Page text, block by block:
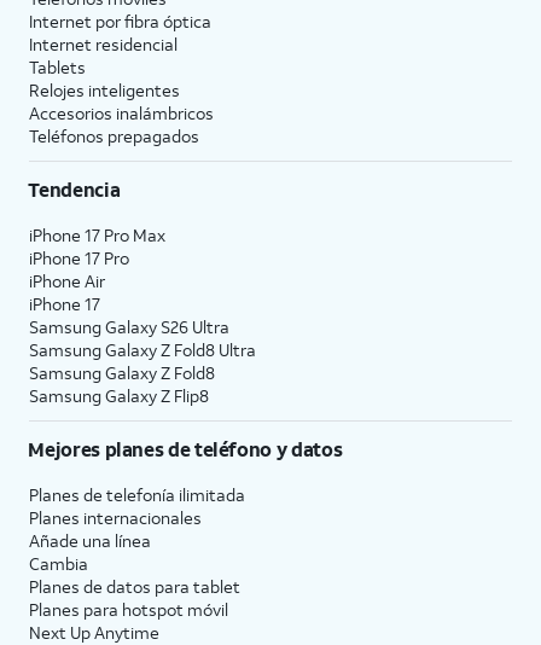
Internet por fibra óptica
Internet residencial
Tablets
Relojes inteligentes
Accesorios inalámbricos
Teléfonos prepagados
Tendencia
iPhone 17 Pro Max
iPhone 17 Pro
iPhone Air
iPhone 17
Samsung Galaxy S26 Ultra
Samsung Galaxy Z Fold8 Ultra
Samsung Galaxy Z Fold8
Samsung Galaxy Z Flip8
Mejores planes de teléfono y datos
Planes de telefonía ilimitada
Planes internacionales
Añade una línea
Cambia
Planes de datos para tablet
Planes para hotspot móvil
Next Up Anytime